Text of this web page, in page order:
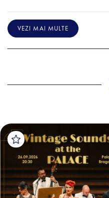
VEZI MAI MULTE